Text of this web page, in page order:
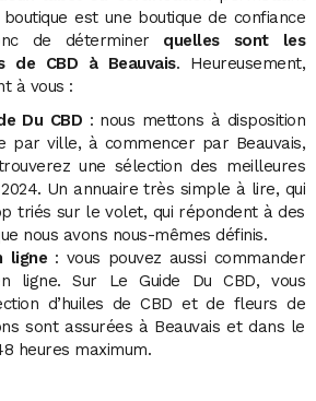
est une boutique de confiance
de déterminer quelles sont les
de CBD à Beauvais. Heureusement,
à vous :
Du CBD : nous mettons à disposition
par ville, à commencer par Beauvais,
une sélection des meilleures
Un annuaire très simple à lire, qui
triés sur le volet, qui répondent à des
nous avons nous-mêmes définis.
ligne : vous pouvez aussi commander
ligne. Sur Le Guide Du CBD, vous
d’huiles de CBD et de fleurs de
sont assurées à Beauvais et dans le
heures maximum.